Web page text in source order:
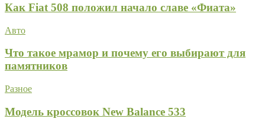
Как Fiat 508 положил начало славе «Фиата»
Авто
Что такое мрамор и почему его выбирают для
памятников
Разное
Модель кроссовок New Balance 533